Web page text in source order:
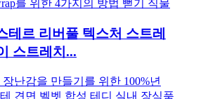
테르 리버풀 텍스처 스트레
스트레치...